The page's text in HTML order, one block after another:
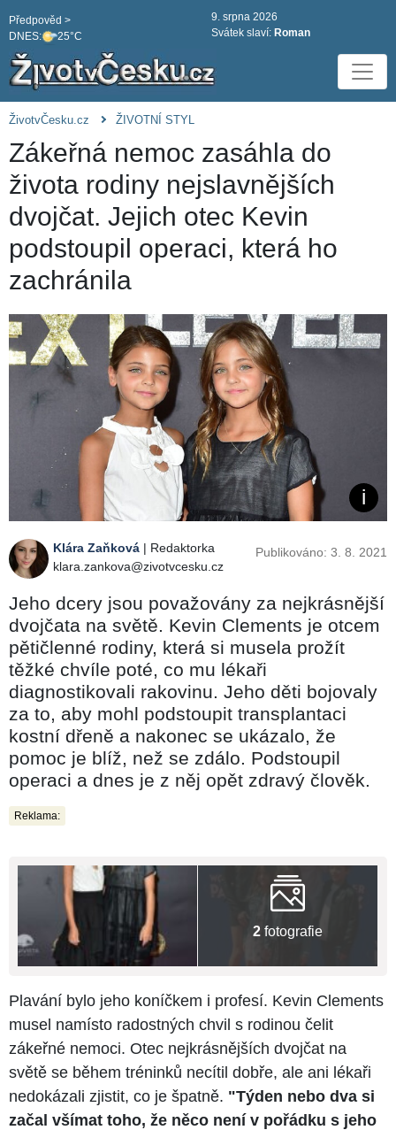
DNES: 25°C
Předpověd >
9. srpna 2026
Svátek slaví: Roman
ŽivotvČesku.cz ŽIVOTNÍ STYL
Zákeřná nemoc zasáhla do
života rodiny nejslavnějších
dvojčat. Jejich otec Kevin
podstoupil operaci, která ho
zachránila
Klára Zaňková | Redaktorka
klara.zankova@zivotvcesku.cz
Publikováno: 3. 8. 2021
Jeho dcery jsou považovány za nejkrásnější
dvojčata na světě. Kevin Clements je otcem
pětičlenné rodiny, která si musela prožít
těžké chvíle poté, co mu lékaři
diagnostikovali rakovinu. Jeho děti bojovaly
za to, aby mohl podstoupit transplantaci
kostní dřeně a nakonec se ukázalo, že
pomoc je blíž, než se zdálo. Podstoupil
operaci a dnes je z něj opět zdravý člověk.
Reklama:
2 fotografie
Plavání bylo jeho koníčkem i profesí. Kevin Clements
musel namísto radostných chvil s rodinou čelit
zákeřné nemoci. Otec nejkrásnějších dvojčat na
světě se během tréninků necítil dobře, ale ani lékaři
nedokázali zjistit, co je špatně. "Týden nebo dva si
začal všímat toho, že něco není v pořádku s jeho